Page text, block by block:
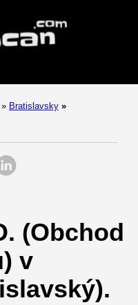
» Bratislavsky »
(Obchod
v